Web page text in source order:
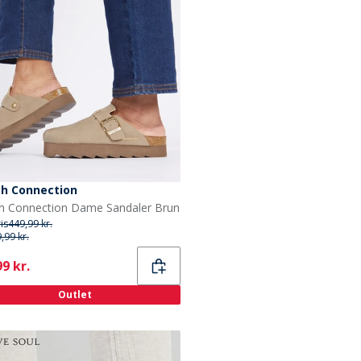
Connection
Connection Dame Sandaler Brun
449,99 kr.
kr.
kr.
Outlet